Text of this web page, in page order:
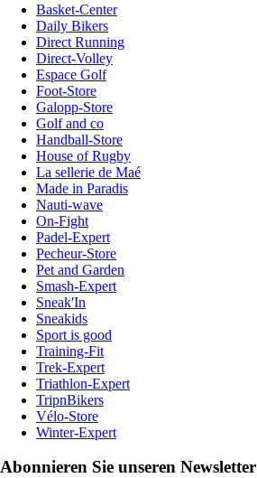
Basket-Center
Daily Bikers
Direct Running
Direct-Volley
Espace Golf
Foot-Store
Galopp-Store
Golf and co
Handball-Store
House of Rugby
La sellerie de Maé
Made in Paradis
Nauti-wave
On-Fight
Padel-Expert
Pecheur-Store
Pet and Garden
Smash-Expert
Sneak'In
Sneakids
Sport is good
Training-Fit
Trek-Expert
Triathlon-Expert
TripnBikers
Vélo-Store
Winter-Expert
Abonnieren Sie unseren Newsletter